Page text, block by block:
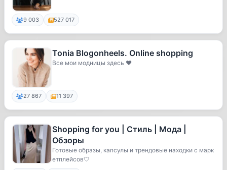
9 003 527 017
Tonia Blogonheels. Online shopping
Все мои модницы здесь ❤️
27 867 11 397
Shopping for you | Стиль | Мода |
Обзоры
Готовые образы, капсулы и трендовые находки с марк
етплейсов🤍